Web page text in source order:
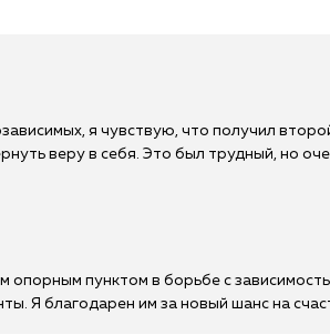
я чувствую, что получил
веру в себя. Это был трудный, но
опорным пунктом в борьбе с
Я благодарен им за новый шанс на